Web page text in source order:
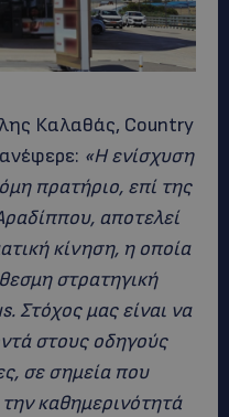
Καλαθάς, Country
«Η ενίσχυση
πρατήριο, επί της
αποτελεί
κίνηση, η οποία
στρατηγική
. Στόχος μας είναι να
στους οδηγούς
σε σημεία που
την καθημερινότητά